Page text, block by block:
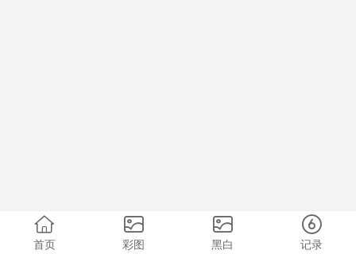
首页 彩图 黑白 记录